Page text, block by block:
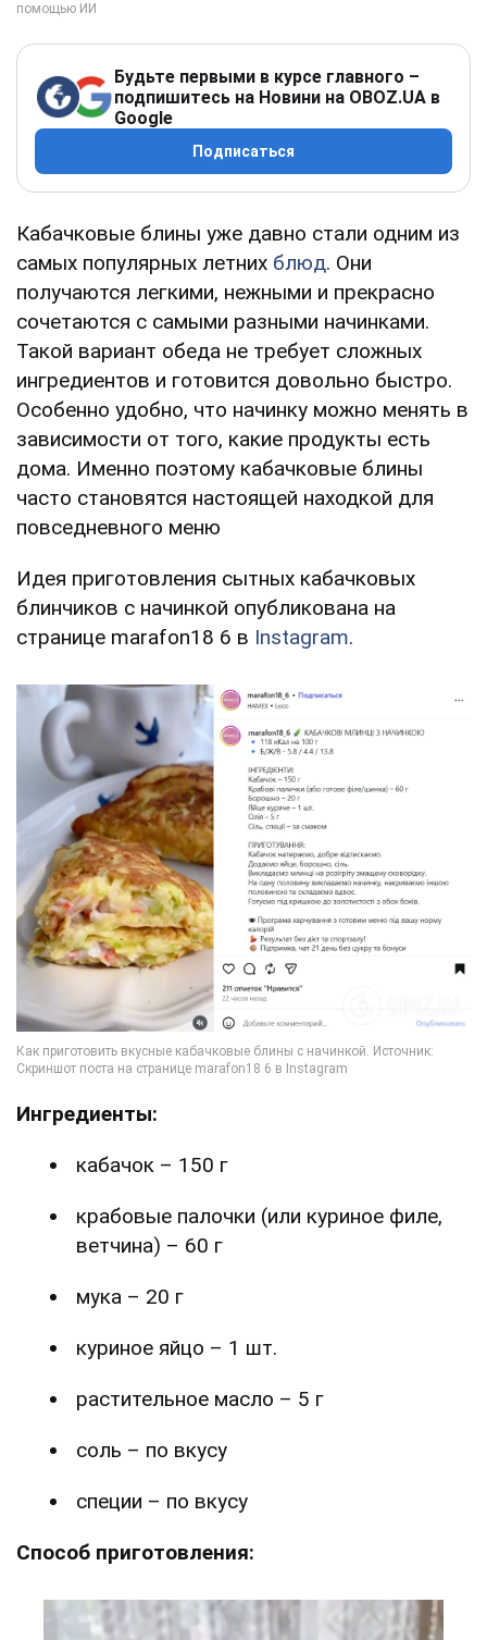
Будьте первыми в курсе главного –
подпишитесь на Новини на OBOZ.UA в
Google
Подписаться
Кабачковые блины уже давно стали одним из
самых популярных летних блюд. Они
получаются легкими, нежными и прекрасно
сочетаются с самыми разными начинками.
Такой вариант обеда не требует сложных
ингредиентов и готовится довольно быстро.
Особенно удобно, что начинку можно менять в
зависимости от того, какие продукты есть
дома. Именно поэтому кабачковые блины
часто становятся настоящей находкой для
повседневного меню
Идея приготовления сытных кабачковых
блинчиков с начинкой опубликована на
странице marafon18 6 в Instagram.
Ингредиенты:
кабачок – 150 г
крабовые палочки (или куриное филе,
ветчина) – 60 г
мука – 20 г
куриное яйцо – 1 шт.
растительное масло – 5 г
соль – по вкусу
специи – по вкусу
Способ приготовления: